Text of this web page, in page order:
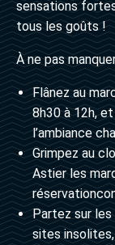
sensations
tous les goûts !
À ne pas
Flânez au
8h30 à 12h,
l’ambiance
Grimpez au
Astier les
Partez sur les
sites